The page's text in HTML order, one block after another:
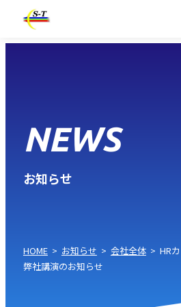
NEWS
お知らせ
HOME > お知らせ > 会社全体 > HR
弊社講演のお知らせ